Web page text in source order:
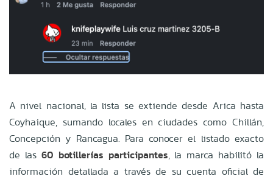
A nivel nacional, la lista se extiende desde Arica hasta
Coyhaique, sumando locales en ciudades como Chillán,
Concepción y Rancagua. Para conocer el listado exacto
de las 60 botillerías participantes, la marca habilitó la
información detallada a través de su cuenta oficial de